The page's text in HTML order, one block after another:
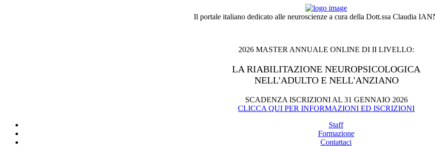
Il portale italiano dedicato alle neuroscienze a cura della Dott.ssa Claudia
2026 MASTER ANNUALE ONLINE DI II LIVELLO:
LA RIABILITAZIONE NEUROPSICOLOGICA
NELL'ADULTO E NELL'ANZIANO
SCADENZA ISCRIZIONI AL 31 GENNAIO 2026
CLICCA QUI PER INFORMAZIONI ED ISCRIZIONI
Staff
Formazione
Contattaci